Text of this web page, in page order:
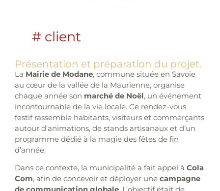
# client
Présentation et préparation du projet.
La Mairie de Modane, commune située en Savoie
au cœur de la vallée de la Maurienne, organise
chaque année son marché de Noël, un événement
incontournable de la vie locale. Ce rendez-vous
festif rassemble habitants, visiteurs et commerçants
autour d’animations, de stands artisanaux et d’un
programme dédié à la magie des fêtes de fin
d’année.
Dans ce contexte, la municipalité a fait appel à Cola
Com, afin de concevoir et déployer une campagne